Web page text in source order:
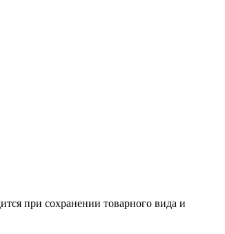
при сохранении товарного вида и